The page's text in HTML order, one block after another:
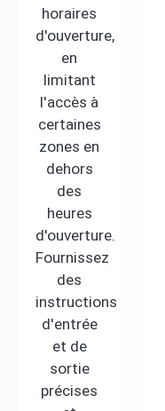
horaires
d'ouverture,
en
limitant
l'accès à
certaines
zones en
dehors
des
heures
d'ouverture.
Fournissez
des
instructions
d'entrée
et de
sortie
précises